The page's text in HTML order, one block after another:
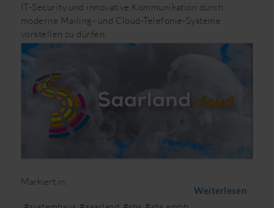
IT-Security und innovative Kommunikation durch
moderne Mailing- und Cloud-Telefonie-Systeme
vorstellen zu dürfen.
Weiterlesen
Markiert in: